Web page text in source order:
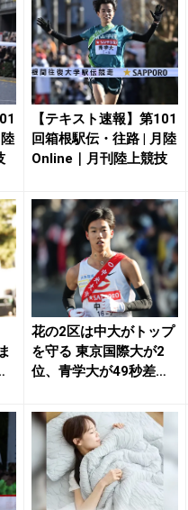
【テキスト速報】第101
回箱根駅伝・往路 | 月陸
Online｜月刊陸上競技
花の2区は中大がトップ
を守る 東京国際大が2
位、青学大が49秒差の3